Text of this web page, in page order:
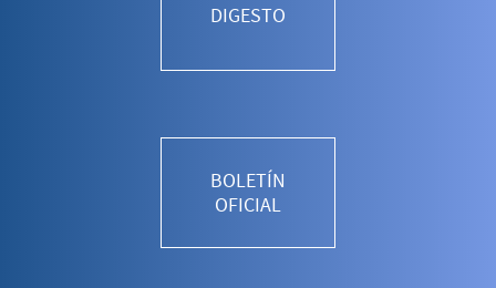
DIGESTO
BOLETÍN
OFICIAL